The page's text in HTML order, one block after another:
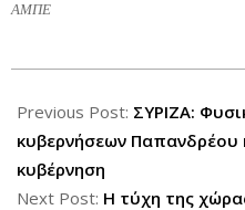
ΑΜΠΕ
07-
18
Previous Post: ΣΥΡΙΖΑ:
κυβερνήσεων Παπανδρέου
κυβέρνηση
Next Post: Η τύχη της